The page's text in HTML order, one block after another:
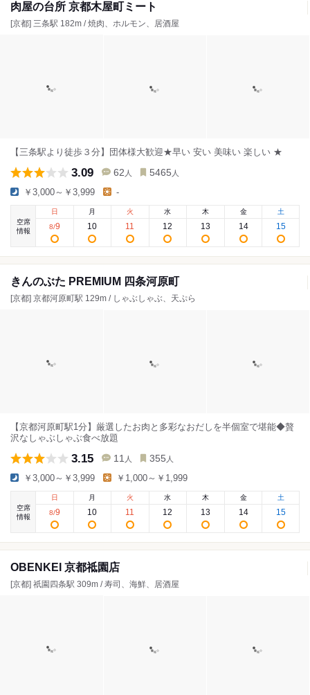
肉屋の台所 京都木屋町ミート
[京都] 三条駅 182m / 焼肉、ホルモン、居酒屋
【三条駅より徒歩３分】団体様大歓迎★早い 安い 美味い 楽しい ★
3.09 62 人 5465 人
￥3,000～￥3,999 -
空席
情報
日
8/9
月
10
火
11
水
12
木
13
金
14
土
15
きんのぶた PREMIUM 四条河原町
[京都] 京都河原町駅 129m / しゃぶしゃぶ、天ぷら
【京都河原町駅1分】厳選したお肉と多彩なおだしを半個室で堪能◆贅
沢なしゃぶしゃぶ食べ放題
3.15 11 人 355 人
￥3,000～￥3,999 ￥1,000～￥1,999
空席
情報
日
8/9
月
10
火
11
水
12
木
13
金
14
土
15
OBENKEI 京都祗園店
[京都] 祇園四条駅 309m / 寿司、海鮮、居酒屋